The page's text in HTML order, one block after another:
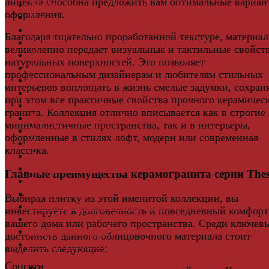
оформления.
Благодаря тщательно проработанной текстуре, материал
великолепно передает визуальные и тактильные
натуральных поверхностей. Это позволяет
профессиональным дизайнерам и любителям стильных
интерьеров воплощать в жизнь смелые задумки,
при этом все практичные свойства прочного
гранита. Коллекция отлично вписывается как в строгие
минималистичные пространства, так и в интерьеры,
оформленные в стилях лофт, модерн или современная
классика.
Главные преимущества керамогранита серии
Выбирая плитку из этой именитой коллекции, вы
инвестируете в долговечность и повседневный комфорт
вашего дома или рабочего пространства. Среди
достоинств данного облицовочного материала стоит
выделить следующие:
Двери
Ковры
Клей для паркета и массивной доски
Дверная фурнитура
Кровля
Регулируемые опоры
Ступени из ДПК
Фасадная плитка
Фасадные термопанели
Фиброцементный Сайдинг
Подложка для ламината
Плинтус
Пробковый пол
Инженерная паркетная доска
Виниловый ламинат
Винты для ручек
Массивная доска
Соцсети